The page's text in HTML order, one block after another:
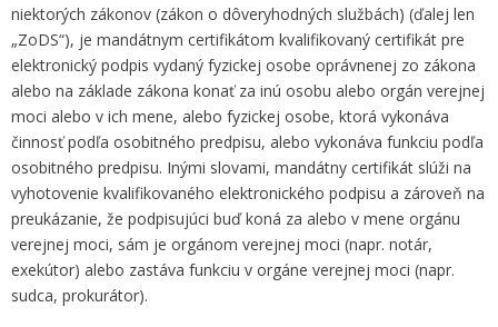
niektorých zákonov (zákon o dôveryhodných službách) (ďalej len
„ZoDS“), je mandátnym certifikátom kvalifikovaný certifikát pre
elektronický podpis vydaný fyzickej osobe oprávnenej zo zákona
alebo na základe zákona konať za inú osobu alebo orgán verejnej
moci alebo v ich mene, alebo fyzickej osobe, ktorá vykonáva
činnosť podľa osobitného predpisu, alebo vykonáva funkciu podľa
osobitného predpisu. Inými slovami, mandátny certifikát slúži na
vyhotovenie kvalifikovaného elektronického podpisu a zároveň na
preukázanie, že podpisujúci buď koná za alebo v mene orgánu
verejnej moci, sám je orgánom verejnej moci (napr. notár,
exekútor) alebo zastáva funkciu v orgáne verejnej moci (napr.
sudca, prokurátor).